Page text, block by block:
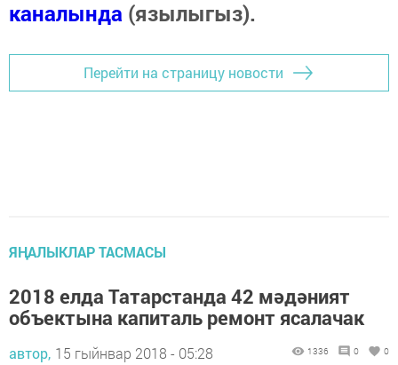
каналында (язылыгыз).
Перейти на страницу новости
ЯҢАЛЫКЛАР ТАСМАСЫ
2018 елда Татарстанда 42 мәдәният
объектына капиталь ремонт ясалачак
автор, 15 гыйнвар 2018 - 05:28 1336 0 0